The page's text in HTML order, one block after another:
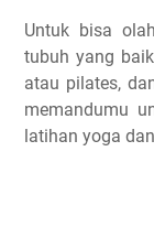
Untuk bisa
tubuh yang
atau pilates,
memandumu
latihan yoga